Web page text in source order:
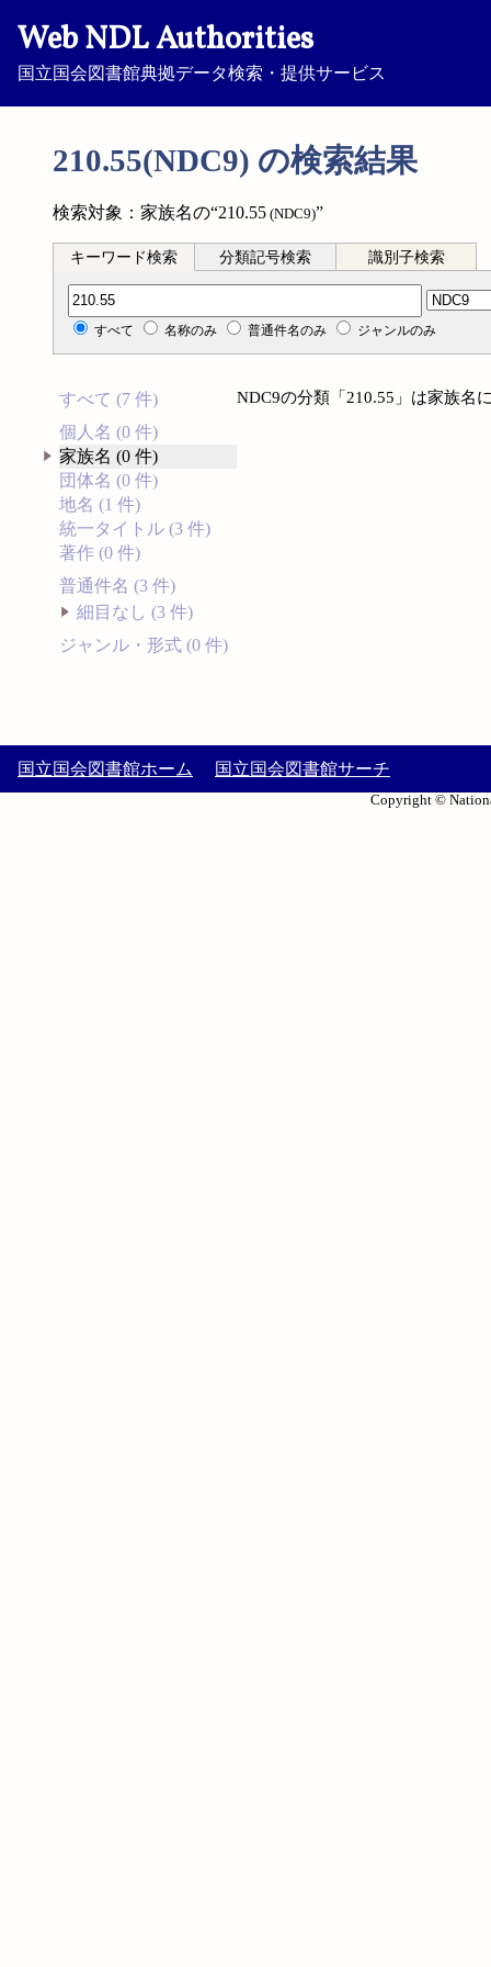
Web NDL Authorities
国立国会図書館典拠データ検索・提供サービス
210.55(NDC9) の検索結果
検索対象：家族名の“210.55 (NDC9)”
キーワード検索 分類記号検索 識別子検索
分類記号検索
すべて 名称のみ 普通件名のみ ジャンルのみ
すべて (7 件)
個人名 (0 件)
家族名 (0 件)
団体名 (0 件)
地名 (1 件)
統一タイトル (3 件)
著作 (0 件)
普通件名 (3 件)
細目なし (3 件)
ジャンル・形式 (0 件)
NDC9の分類「210.55」は家族名
国立国会図書館ホーム 国立国会図書館サーチ
Copyright ©